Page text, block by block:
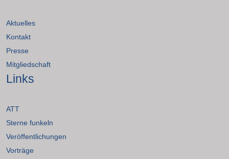
Aktuelles
Kontakt
Presse
Mitgliedschaft
Links
ATT
Sterne funkeln
Veröffentlichungen
Vorträge